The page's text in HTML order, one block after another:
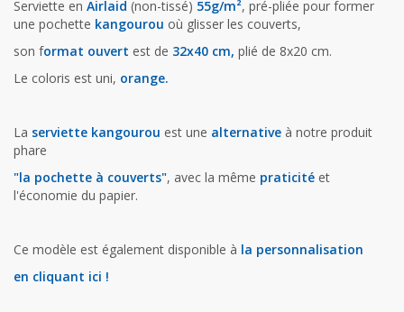
Serviette en Airlaid (non-tissé) 55g/m², pré-pliée pour former
une pochette kangourou où glisser les couverts,
son format ouvert est de 32x40 cm, plié de 8x20 cm.
Le coloris est uni, orange.
La serviette kangourou est une alternative à notre produit
phare
"la pochette à couverts", avec la même praticité et
l'économie du papier.
Ce modèle est également disponible à la personnalisation
en cliquant ici !